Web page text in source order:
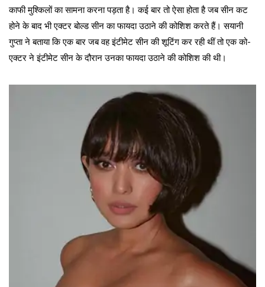
काफी मुश्किलों का सामना करना पड़ता है। कई बार तो ऐसा होता है जब सीन कट
होने के बाद भी एक्टर बोल्ड सीन का फायदा उठाने की कोशिश करते हैं। सयानी
गुप्ता ने बताया कि एक बार जब वह इंटीमेट सीन की शूटिंग कर रही थीं तो एक को-
एक्टर ने इंटीमेट सीन के दौरान उनका फायदा उठाने की कोशिश की थी।